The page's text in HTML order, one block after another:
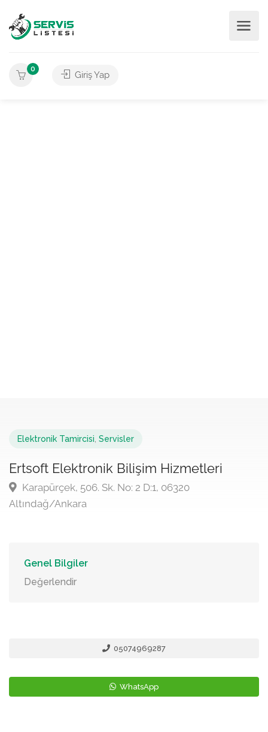
0
Giriş Yap
Elektronik Tamircisi Servisler
Ertsoft Elektronik Bilişim Hizmetleri
Karapürçek, 506. Sk. No: 2 D:1, 06320
Altındağ/Ankara
Genel Bilgiler
Değerlendir
05074969287
WhatsApp